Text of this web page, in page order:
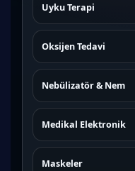
Uyku Terapi
Oksijen Tedavi
Nebülizatör & Nem
Medikal Elektronik
Maskeler